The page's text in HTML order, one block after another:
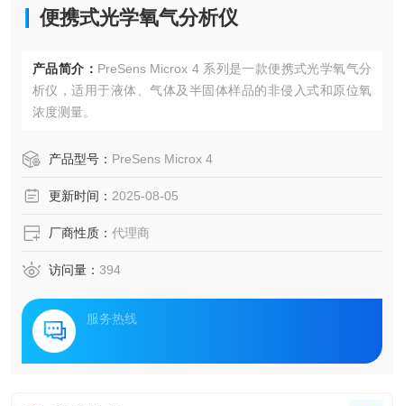
便携式光学氧气分析仪
产品简介： PreSens Microx 4 系列是一款便携式光学氧气分
析仪，适用于液体、气体及半固体样品的非侵入式和原位氧
浓度测量。
产品型号： PreSens Microx 4
更新时间： 2025-08-05
厂商性质： 代理商
访问量： 394
服务热线